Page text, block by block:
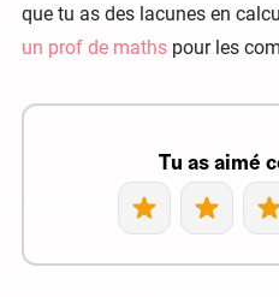
que tu as des lacunes en
un prof de maths pour les
Tu as aimé